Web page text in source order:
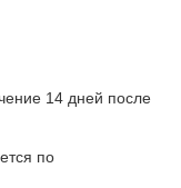
14 дней после
по